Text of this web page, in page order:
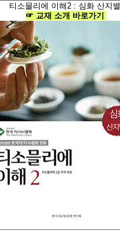
티소믈리에 이해2 : 심화 산지별
☞ 교재 소개 바로가기